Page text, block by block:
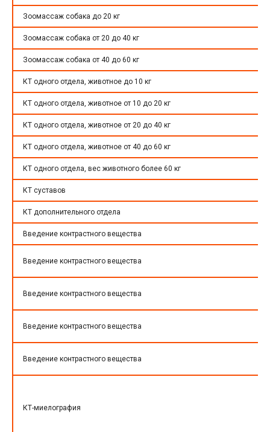
Зоомассаж собака до 20 кг
Зоомассаж собака от 20 до 40 кг
Зоомассаж собака от 40 до 60 кг
КТ одного отдела, животное до 10 кг
КТ одного отдела, животное от 10 до 20 кг
КТ одного отдела, животное от 20 до 40 кг
КТ одного отдела, животное от 40 до 60 кг
КТ одного отдела, вес животного более 60 кг
КТ суставов
КТ дополнительного отдела
Введение контрастного вещества
Введение контрастного вещества
Введение контрастного вещества
Введение контрастного вещества
Введение контрастного вещества
КТ-миелография